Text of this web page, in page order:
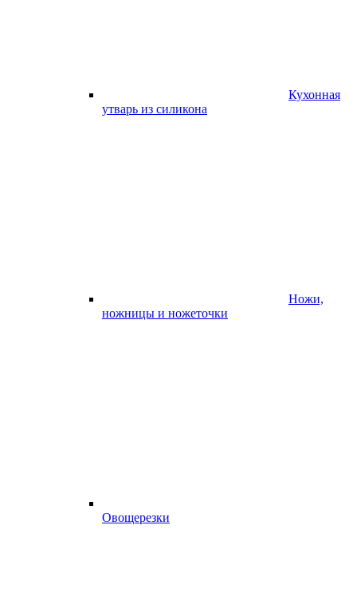
Кухонная
утварь из силикона
Ножи,
ножницы и ножеточки
Овощерезки